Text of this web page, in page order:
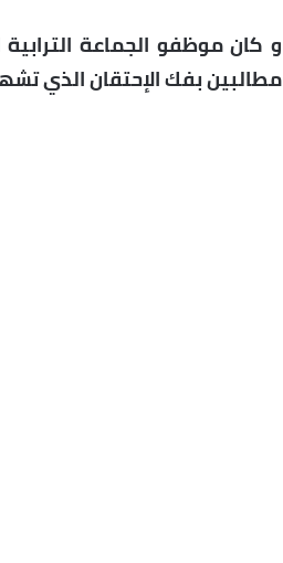
و كان موظفو الجماعة
مطالبين بفك الإحتقان الذي